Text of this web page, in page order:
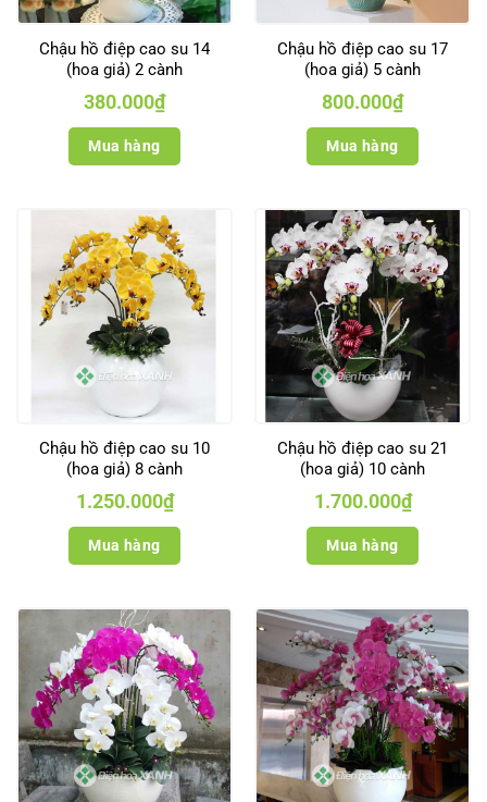
Chậu hồ điệp cao su 14
(hoa giả) 2 cành
380.000₫
Mua hàng
Chậu hồ điệp cao su 17
(hoa giả) 5 cành
800.000₫
Mua hàng
Chậu hồ điệp cao su 10
(hoa giả) 8 cành
1.250.000₫
Mua hàng
Chậu hồ điệp cao su 21
(hoa giả) 10 cành
1.700.000₫
Mua hàng